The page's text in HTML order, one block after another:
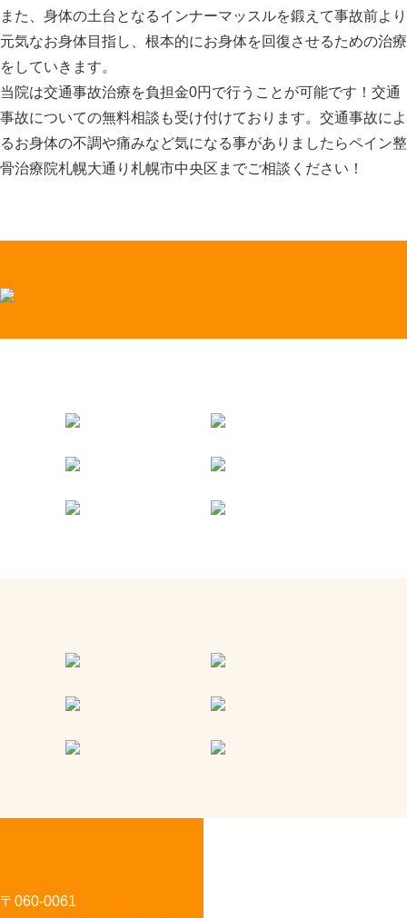
また、身体の土台となるインナーマッスルを鍛えて事故前より
元気なお身体目指し、根本的にお身体を回復させるための治療
をしていきます。
当院は交通事故治療を負担金0円で行うことが可能です！交通
事故についての無料相談も受け付けております。交通事故によ
るお身体の不調や痛みなど気になる事がありましたらペイン整
骨治療院札幌大通り札幌市中央区までご相談ください！
〒060-0061